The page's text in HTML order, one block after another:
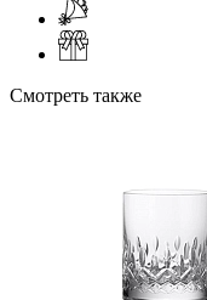
Смотреть также